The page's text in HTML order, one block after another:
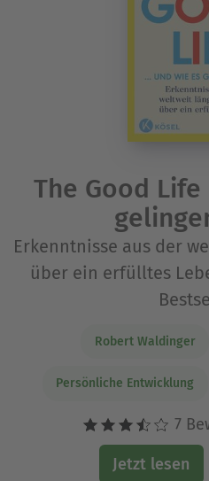
The Good
Erkenntnisse aus der
über ein erfülltes
Robert Waldinger
Persönliche Entwicklung
7
Jetzt lesen